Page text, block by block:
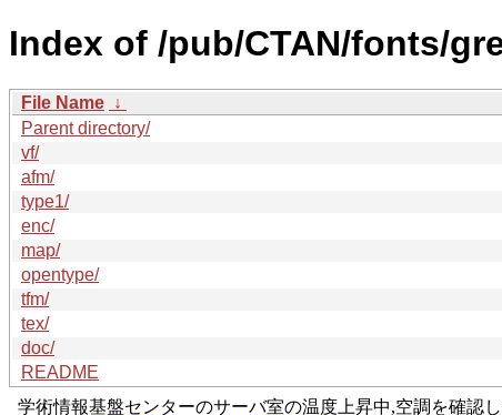
Index of /pub/CTAN/fonts/
File Name ↓
Parent directory/
vf/
afm/
type1/
enc/
map/
opentype/
tfm/
tex/
doc/
README